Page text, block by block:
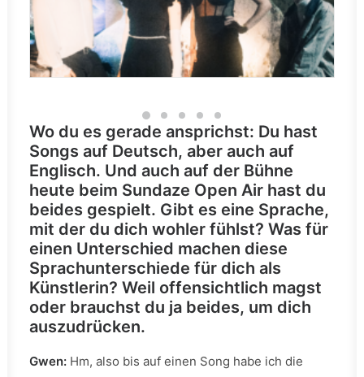
Wo du es gerade ansprichst: Du hast
Songs auf Deutsch, aber auch auf
Englisch. Und auch auf der Bühne
heute beim Sundaze Open Air hast du
beides gespielt. Gibt es eine Sprache,
mit der du dich wohler fühlst? Was für
einen Unterschied machen diese
Sprachunterschiede für dich als
Künstlerin? Weil offensichtlich magst
oder brauchst du ja beides, um dich
auszudrücken.
Gwen: Hm, also bis auf einen Song habe ich die